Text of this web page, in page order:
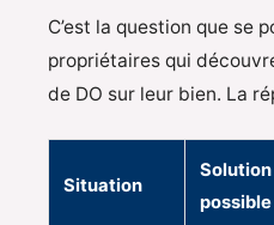
C’est la question que se
propriétaires qui
de DO sur leur bien. La
Situation
Solution
possible